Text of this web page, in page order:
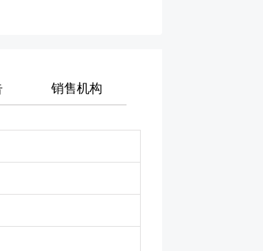
销售机构